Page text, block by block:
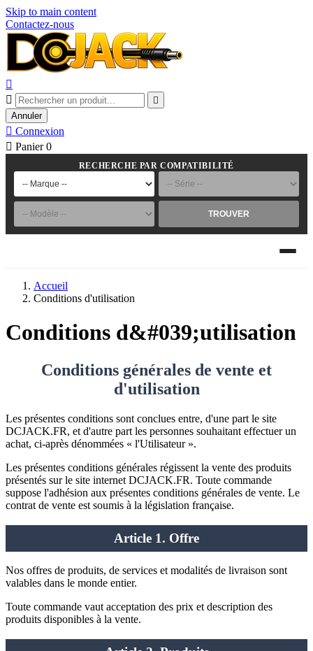
Skip to main content
Contactez-nous



Annuler
 Connexion
 Panier 0
RECHERCHE PAR COMPATIBILITÉ
TROUVER
Accueil
Conditions d'utilisation
Conditions d&#039;utilisation
Conditions générales de vente et
d'utilisation
Les présentes conditions sont conclues entre, d'une part le site
DCJACK.FR, et d'autre part les personnes souhaitant effectuer un
achat, ci-après dénommées « l'Utilisateur ».
Les présentes conditions générales régissent la vente des produits
présentés sur le site internet DCJACK.FR. Toute commande
suppose l'adhésion aux présentes conditions générales de vente. Le
contrat de vente est soumis à la législation française.
Article 1. Offre
Nos offres de produits, de services et modalités de livraison sont
valables dans le monde entier.
Toute commande vaut acceptation des prix et description des
produits disponibles à la vente.